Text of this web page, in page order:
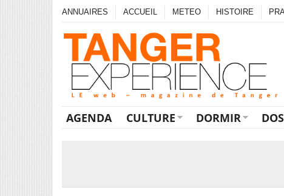
ANNUAIRES ACCUEIL METEO HISTOIRE
AGENDA CULTURE DORMIR